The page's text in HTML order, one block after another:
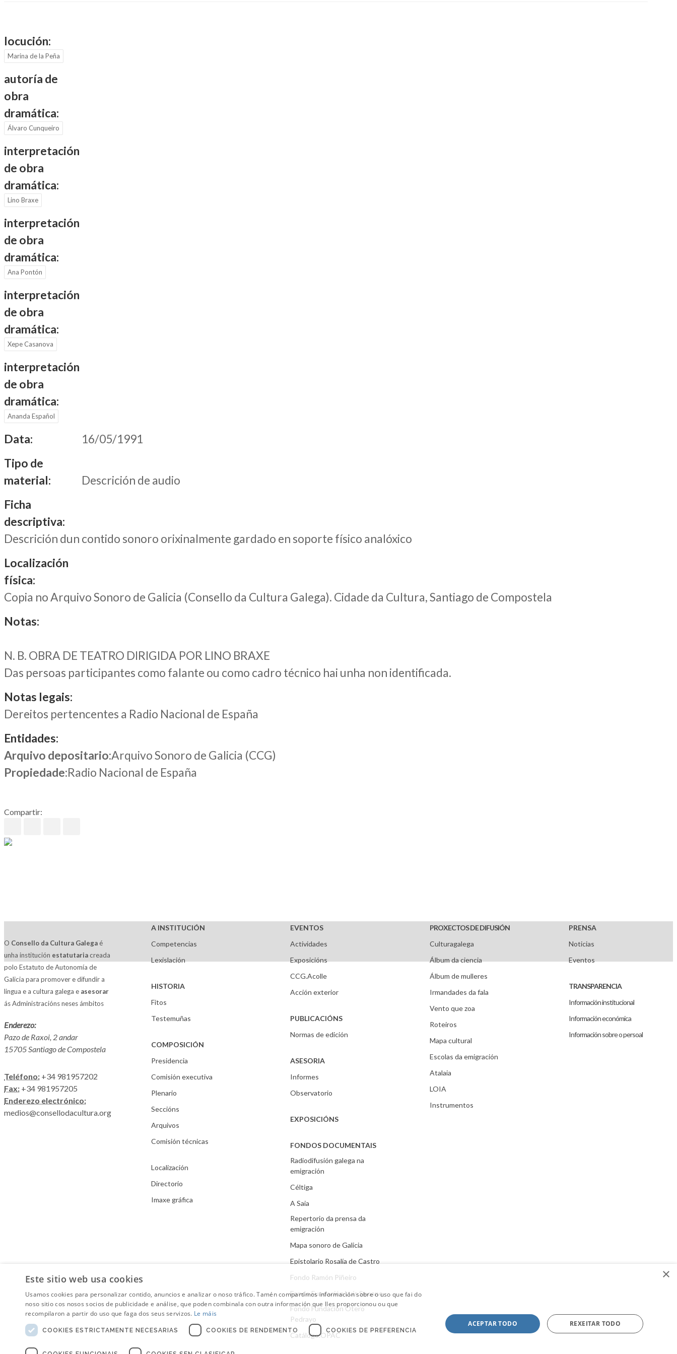
locución:
Marina de la Peña
autoría de
obra
dramática:
Álvaro Cunqueiro
interpretación
de obra
dramática:
Lino Braxe
interpretación
de obra
dramática:
Ana Pontón
interpretación
de obra
dramática:
Xepe Casanova
interpretación
de obra
dramática:
Ananda Español
Data:
16/05/1991
Tipo de
material:
Descrición de audio
Ficha
descriptiva:
Descrición dun contido sonoro orixinalmente gardado en soporte físico analóxico
Localización
física:
Copia no Arquivo Sonoro de Galicia (Consello da Cultura Galega). Cidade da Cultura, Santiago de Compostela
Notas:
N. B. OBRA DE TEATRO DIRIGIDA POR LINO BRAXE
Das persoas participantes como falante ou como cadro técnico hai unha non identificada.
Notas legais:
Dereitos pertencentes a Radio Nacional de España
Entidades:
Arquivo depositario:Arquivo Sonoro de Galicia (CCG)
Propiedade:Radio Nacional de España
Compartir:
O Consello da Cultura Galega é
unha institución estatutariacreada
polo Estatuto de Autonomía de
Galicia para promover e difundir a
lingua e a cultura galega e asesorar
ás Administracións neses ámbitos
Enderezo:
Pazo de Raxoi, 2 andar
15705 Santiago de Compostela
Teléfono: +34 981957202
Fax: +34 981957205
Enderezo electrónico:
medios@consellodacultura.org
A INSTITUCIÓN
Competencias
Lexislación
HISTORIA
Fitos
Testemuñas
COMPOSICIÓN
Presidencia
Comisión executiva
Plenario
Seccións
Arquivos
Comisión técnicas
Localización
Directorio
Imaxe gráfica
EVENTOS
Actividades
Exposicións
CCG.Acolle
Acción exterior
PUBLICACIÓNS
Normas de edición
ASESORIA
Informes
Observatorio
EXPOSICIÓNS
FONDOS DOCUMENTAIS
Radiodifusión galega na
emigración
Céltiga
A Saia
Repertorio da prensa da
emigración
Mapa sonoro de Galicia
Epistolario Rosalía de Castro
Fondo Ramón Piñeiro
Fondo Fundación Luís Seoane
Fondo Fundación Otero
Pedrayo
Catálogo.OPAC
PROXECTOS DE DIFUSIÓN
Culturagalega
Álbum da ciencia
Álbum de mulleres
Irmandades da fala
Vento que zoa
Roteiros
Mapa cultural
Escolas da emigración
Atalaia
LOIA
Instrumentos
PRENSA
Noticias
Eventos
TRANSPARENCIA
Información institucional
Información económica
Información sobre o persoal
×
Este sitio web usa cookies
Usamos cookies para personalizar contido, anuncios e analizar o noso tráfico. Tamén compartimos información sobre o uso que fai do
noso sitio cos nosos socios de publicidade e análise, que poden combinala con outra información que lles proporcionou ou que
recompilaron a partir do uso que faga dos seus servizos. Le máis
COOKIES ESTRICTAMENTE NECESARIAS COOKIES DE RENDEMENTO COOKIES DE PREFERENCIA
ACEPTAR TODO REXEITAR TODO